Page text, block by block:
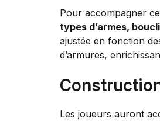
Pour accompagner
types d’armes,
ajustée en fonction
d’armures,
Les joueurs auront